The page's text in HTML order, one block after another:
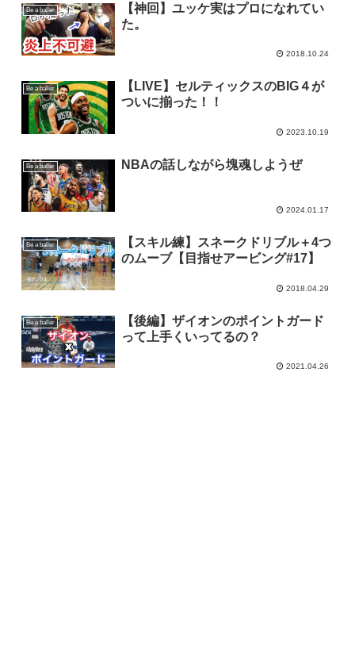
Be a baller
【神回】ユッケ実はプロになれてい
た。
2018.10.24
Be a baller
【LIVE】セルティックスのBIG４が
ついに揃った！！
2023.10.19
Be a baller NBAの話しながら塊魂しようぜ
2024.01.17
Be a baller
【スキル練】スネークドリブル＋4つ
のムーブ【目指せアービング#17】
2018.04.29
Be a baller
【後編】ザイオンのポイントガード
って上手くいってるの？
2021.04.26